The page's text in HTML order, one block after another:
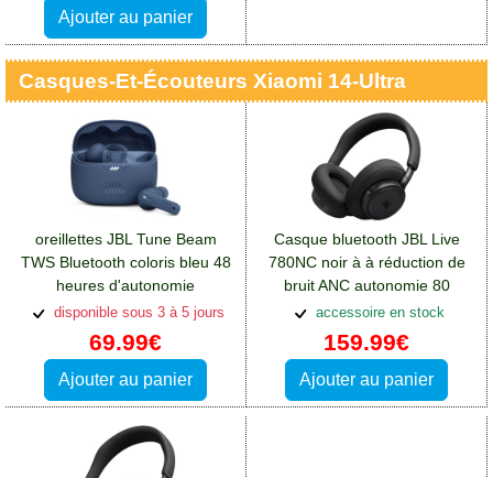
Ajouter au panier
Casques-Et-Écouteurs Xiaomi 14-Ultra
oreillettes JBL Tune Beam
TWS Bluetooth coloris bleu 48
heures d'autonomie
totale:Accessoires Xiaomi 14
Ultra
disponible sous 3 à 5 jours
69.99€
Ajouter au panier
Casque bluetooth JBL Live
780NC noir à à réduction de
bruit ANC autonomie 80
heures:Accessoires Xiaomi 14
Ultra
accessoire en stock
159.99€
Ajouter au panier